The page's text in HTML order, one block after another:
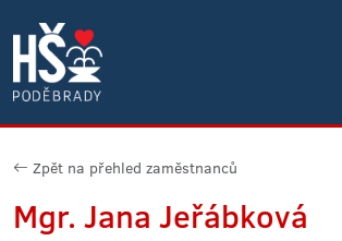
Zpět na přehled zaměstnanců
Mgr. Jana Jeřábková